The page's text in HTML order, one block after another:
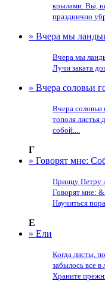
крылами. Вы,
празднично
» Вчера мы
Вчера мы
Лучи заката
» Вчера соловьи
Вчера
тополя
собой....
Г
» Говорят мне:
Принцу Петру
Говорят мне:
Научиться
Е
» Ели
Когда листы,
забылось все
Храните